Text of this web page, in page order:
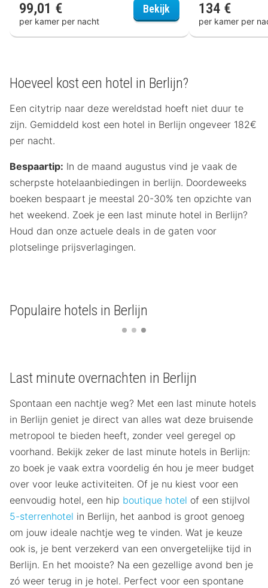
99,01 €
per kamer per nacht
Bekijk Hotel Moa Berlin
134 €
per kamer per
Hoeveel kost een hotel in Berlijn?
Een citytrip naar deze wereldstad hoeft niet duur te
zijn. Gemiddeld kost een hotel in Berlijn ongeveer 182€
per nacht.
Bespaartip: In de maand augustus vind je vaak de
scherpste hotelaanbiedingen in berlijn. Doordeweeks
boeken bespaart je meestal 20-30% ten opzichte van
het weekend. Zoek je een last minute hotel in Berlijn?
Houd dan onze actuele deals in de gaten voor
plotselinge prijsverlagingen.
Populaire hotels in Berlijn
Last minute overnachten in Berlijn
Spontaan een nachtje weg? Met een last minute hotels
in Berlijn geniet je direct van alles wat deze bruisende
metropool te bieden heeft, zonder veel geregel op
voorhand. Bekijk zeker de last minute hotels in Berlijn:
zo boek je vaak extra voordelig én hou je meer budget
over voor leuke activiteiten. Of je nu kiest voor een
eenvoudig hotel, een hip boutique hotel of een stijlvol
5-sterrenhotel in Berlijn, het aanbod is groot genoeg
om jouw ideale nachtje weg te vinden. Wat je keuze
ook is, je bent verzekerd van een onvergetelijke tijd in
Berlijn. En het mooiste? Na een gezellige avond ben je
zó weer terug in je hotel. Perfect voor een spontane